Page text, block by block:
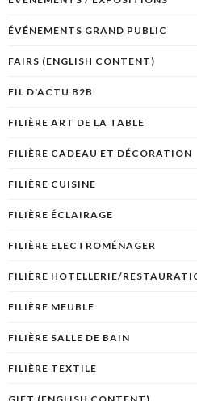
ÉVÉNEMENTS GRAND PUBLIC
FAIRS (ENGLISH CONTENT)
FIL D'ACTU B2B
FILIÈRE ART DE LA TABLE
FILIÈRE CADEAU ET DÉCORATION
FILIÈRE CUISINE
FILIÈRE ÉCLAIRAGE
FILIÈRE ELECTROMÉNAGER
FILIÈRE HOTELLERIE/
FILIÈRE MEUBLE
FILIÈRE SALLE DE BAIN
FILIÈRE TEXTILE